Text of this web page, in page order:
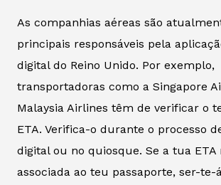
As companhias aéreas são
principais responsáveis pela
digital do Reino Unido. Por exemplo,
transportadoras como a Singapore
Malaysia Airlines têm de verificar o
ETA. Verifica-o durante o processo
digital ou no quiosque. Se a tua ETA
associada ao teu passaporte, ser-te-